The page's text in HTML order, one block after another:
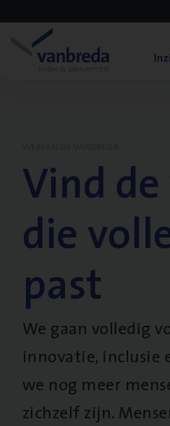
Vind
die
past
We gaan volledig
innovatie, inclusie
we nog meer
zichzelf zijn.